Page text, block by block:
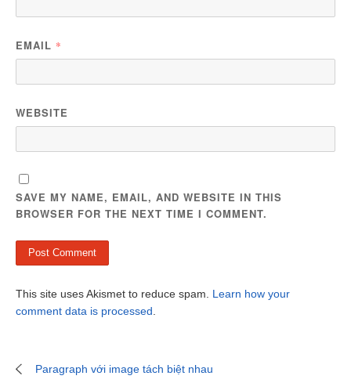
EMAIL *
WEBSITE
SAVE MY NAME, EMAIL, AND WEBSITE IN THIS
BROWSER FOR THE NEXT TIME I COMMENT.
This site uses Akismet to reduce spam. Learn how your
comment data is processed
Paragraph với image tách biệt nhau